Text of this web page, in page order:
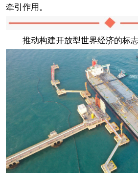
牵引作用。
推动构建开放型世界经济的标